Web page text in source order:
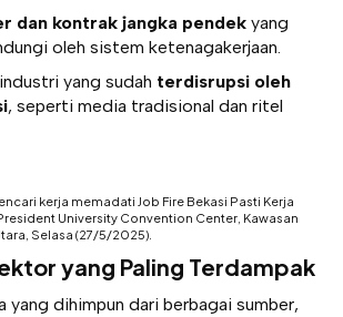
dan kontrak jangka pendek yang
oleh sistem ketenagakerjaan.
yang sudah terdisrupsi oleh
, seperti media tradisional dan ritel
kerja memadati Job Fire Bekasi Pasti Kerja
University Convention Center, Kawasan
Selasa (27/5/2025).
yang Paling Terdampak
yang dihimpun dari berbagai sumber,